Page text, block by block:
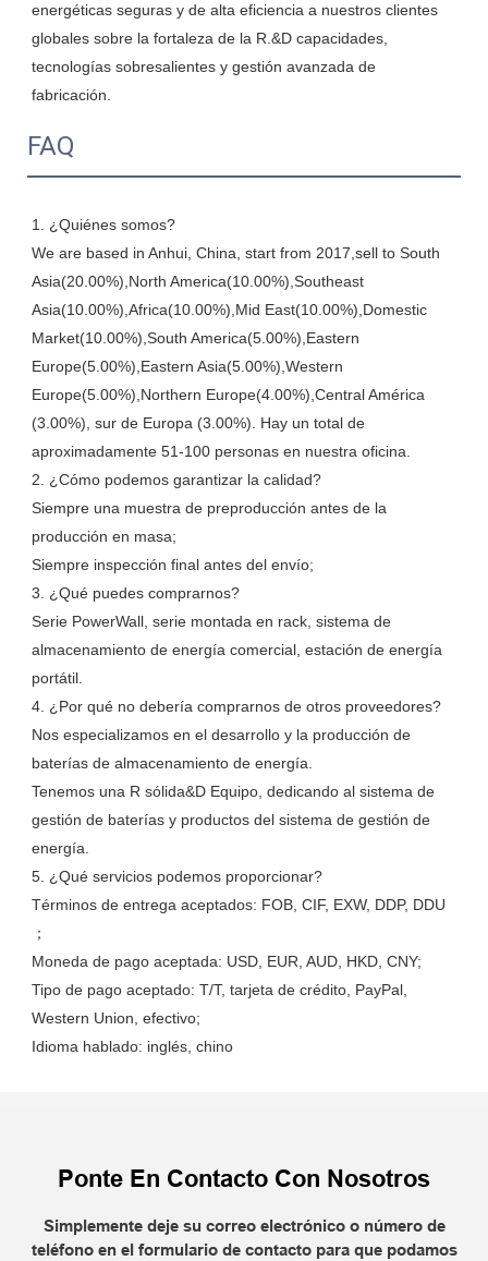
energéticas seguras y de alta eficiencia a nuestros clientes
globales sobre la fortaleza de la R.&D capacidades,
tecnologías sobresalientes y gestión avanzada de
FAQ
1. ¿Quiénes somos?
We are based in Anhui, China, start from 2017,sell to South
Asia(20.00%),North America(10.00%),Southeast
Asia(10.00%),Africa(10.00%),Mid East(10.00%),Domestic
Market(10.00%),South America(5.00%),Eastern
Europe(5.00%),Eastern Asia(5.00%),Western
Europe(5.00%),Northern Europe(4.00%),Central América
(3.00%), sur de Europa (3.00%). Hay un total de
aproximadamente 51-100 personas en nuestra oficina.
2. ¿Cómo podemos garantizar la calidad?
Siempre una muestra de preproducción antes de la
producción en masa;
Siempre inspección final antes del envío;
3. ¿Qué puedes comprarnos?
Serie PowerWall, serie montada en rack, sistema de
almacenamiento de energía comercial, estación de energía
portátil.
4. ¿Por qué no debería comprarnos de otros proveedores?
Nos especializamos en el desarrollo y la producción de
baterías de almacenamiento de energía.
Tenemos una R sólida&D Equipo, dedicando al sistema de
gestión de baterías y productos del sistema de gestión de
energía.
5. ¿Qué servicios podemos proporcionar?
Términos de entrega aceptados: FOB, CIF, EXW, DDP, DDU
；
Moneda de pago aceptada: USD, EUR, AUD, HKD, CNY;
Tipo de pago aceptado: T/T, tarjeta de crédito, PayPal,
Western Union, efectivo;
Ponte En Contacto Con Nosotros
Simplemente deje su correo electrónico o número de
teléfono en el formulario de contacto para que podamos